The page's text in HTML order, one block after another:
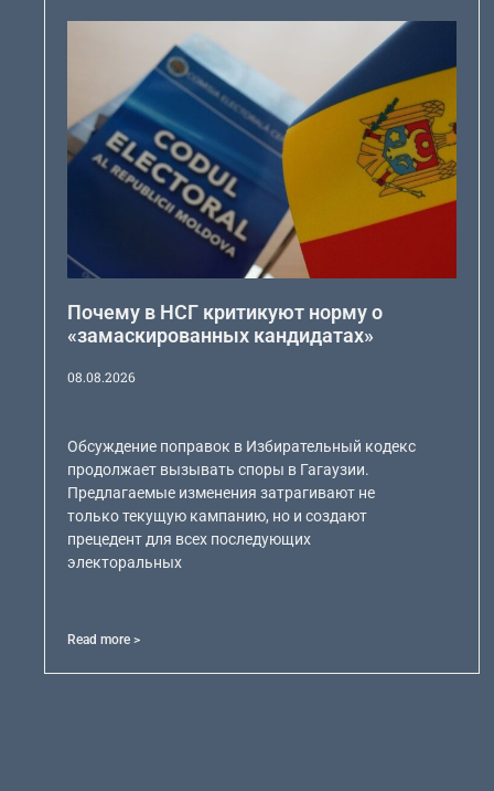
Почему в НСГ критикуют норму о
«замаскированных кандидатах»
08.08.2026
Обсуждение поправок в Избирательный кодекс
продолжает вызывать споры в Гагаузии.
Предлагаемые изменения затрагивают не
только текущую кампанию, но и создают
прецедент для всех последующих
электоральных
Read more >